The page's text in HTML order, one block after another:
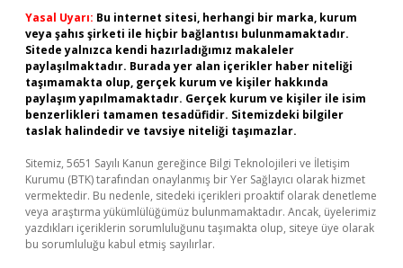
Yasal Uyarı: Bu internet sitesi, herhangi bir marka, kurum
veya şahıs şirketi ile hiçbir bağlantısı bulunmamaktadır.
Sitede yalnızca kendi hazırladığımız makaleler
paylaşılmaktadır. Burada yer alan içerikler haber niteliği
taşımamakta olup, gerçek kurum ve kişiler hakkında
paylaşım yapılmamaktadır. Gerçek kurum ve kişiler ile isim
benzerlikleri tamamen tesadüfidir. Sitemizdeki bilgiler
taslak halindedir ve tavsiye niteliği taşımazlar.
Sitemiz, 5651 Sayılı Kanun gereğince Bilgi Teknolojileri ve İletişim
Kurumu (BTK) tarafından onaylanmış bir Yer Sağlayıcı olarak hizmet
vermektedir. Bu nedenle, sitedeki içerikleri proaktif olarak denetleme
veya araştırma yükümlülüğümüz bulunmamaktadır. Ancak, üyelerimiz
yazdıkları içeriklerin sorumluluğunu taşımakta olup, siteye üye olarak
bu sorumluluğu kabul etmiş sayılırlar.